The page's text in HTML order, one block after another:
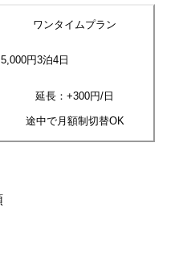
ワンタイムプラン
5,000円3泊4 日
延長：+300円/日
途中で月額制切替OK